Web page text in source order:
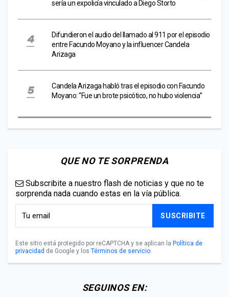
sería un expolicía vinculado a Diego Storto
Difundieron el audio del llamado al 911 por el episodio
entre Facundo Moyano y la influencer Candela
Arizaga
Candela Arizaga habló tras el episodio con Facundo
Moyano: “Fue un brote psicótico, no hubo violencia”
QUE NO TE SORPRENDA
Subscribite a nuestro flash de noticias y que no te
sorprenda nada cuando estas en la vía pública.
SUSCRIBITE
Este sitio está protegido por reCAPTCHA y se aplican la Política de
privacidad de Google y los Términos de servicio.
SEGUINOS EN: